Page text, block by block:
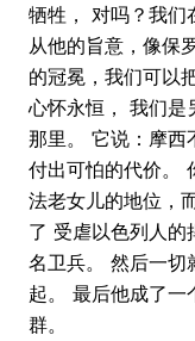
牺牲， 对吗？我们
从他的旨意，像保
的冠冕，我们可以
心怀永恒， 我们是
那里。 它说：摩西
付出可怕的代价。
法老女儿的地位，
了 受虐以色列人的
名卫兵。 然后一切
起。 最后他成了一
群。